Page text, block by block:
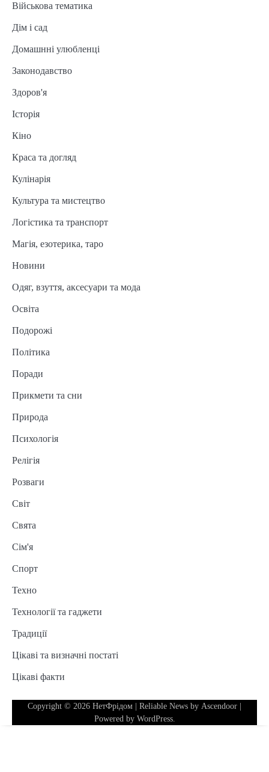
Військова тематика
Дім і сад
Домашнні улюбленці
Законодавство
Здоров'я
Історія
Кіно
Краса та догляд
Кулінарія
Культура та мистецтво
Логістика та транспорт
Магія, езотерика, таро
Новини
Одяг, взуття, аксесуари та мода
Освіта
Подорожі
Політика
Поради
Прикмети та сни
Природа
Психологія
Релігія
Розваги
Світ
Свята
Сім'я
Спорт
Техно
Технології та гаджети
Традиції
Цікаві та визначні постаті
Цікаві факти
Copyright © 2026 НетФрідом | Reliable News by Ascendoor
Powered by WordPress.